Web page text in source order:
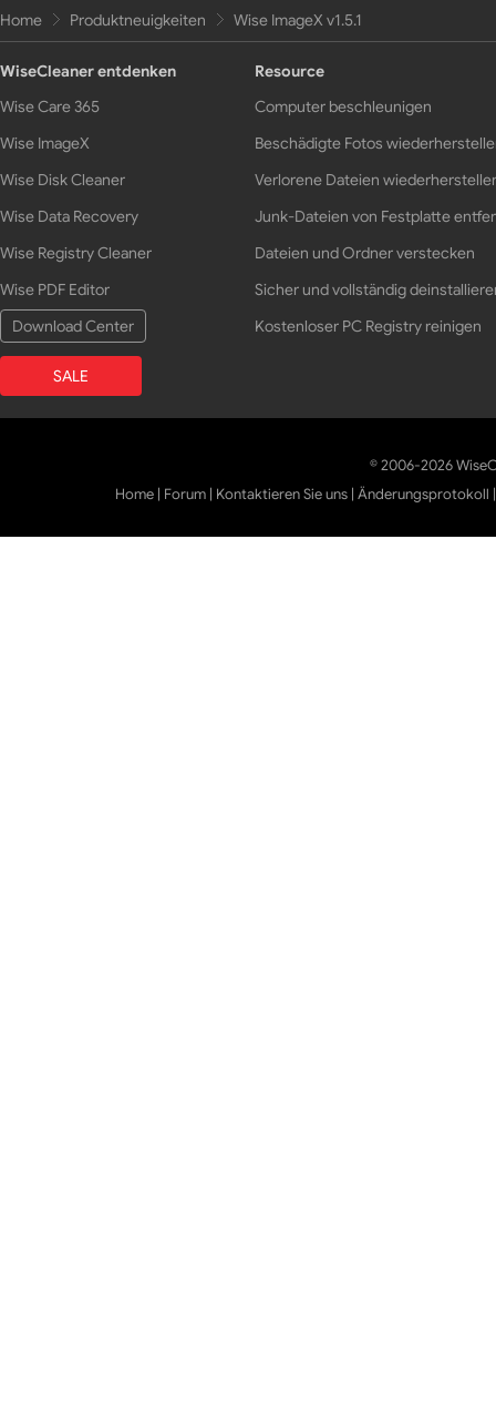
Home Produktneuigkeiten Wise ImageX v1.5.1
WiseCleaner entdenken
Wise Care 365
Wise ImageX
Wise Disk Cleaner
Wise Data Recovery
Wise Registry Cleaner
Wise PDF Editor
Download Center
SALE
Resource
Computer beschleunigen
Beschädigte Fotos
Verlorene Dateien
Junk-Dateien von Festplatte
Dateien und Ordner verstecken
Sicher und vollständig
Kostenloser PC Registry reinigen
© 2006-2026
Home | Forum | Kontaktieren Sie uns |Änderungsprotokoll